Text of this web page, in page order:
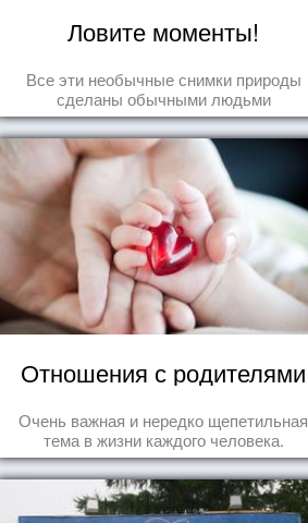
Ловите моменты!
Все эти необычные снимки природы
сделаны обычными людьми
Отношения с родителями
Очень важная и нередко щепетильная
тема в жизни каждого человека.